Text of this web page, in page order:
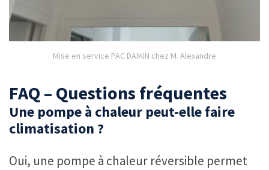
Mise en service PAC DAIKIN chez M. Alexandre
FAQ – Questions fréquentes
Une pompe à chaleur peut-elle faire
climatisation ?
Oui, une pompe à chaleur réversible permet